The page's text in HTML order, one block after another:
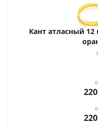
Кант атласный 12